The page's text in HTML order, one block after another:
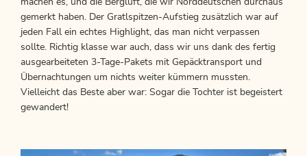
machen es, und die Bergluft, die wir Norddeutschen durchaus
gemerkt haben. Der Gratlspitzen-Aufstieg zusätzlich war auf
jeden Fall ein echtes Highlight, das man nicht verpassen
sollte. Richtig klasse war auch, dass wir uns dank des fertig
ausgearbeiteten 3-Tage-Pakets mit Gepäcktransport und
Übernachtungen um nichts weiter kümmern mussten.
Vielleicht das Beste aber war: Sogar die Tochter ist begeistert
gewandert!